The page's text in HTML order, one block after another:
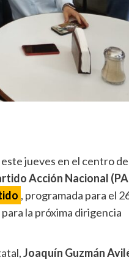
jueves en el centro de
Acción Nacional
, programada para el
la próxima dirigencia
Joaquín Guzmán